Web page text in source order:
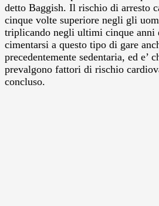
detto Baggish. Il rischio di arresto
cinque volte superiore negli gli
triplicando negli ultimi cinque anni
cimentarsi a questo tipo di gare
precedentemente sedentaria, ed e’
prevalgono fattori di rischio
concluso.